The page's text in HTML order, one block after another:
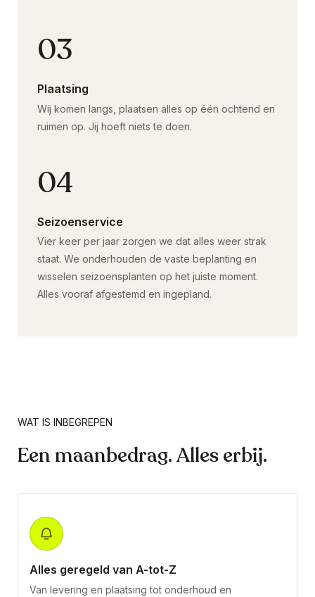
03
Plaatsing
Wij komen langs, plaatsen alles op één ochtend en
ruimen op. Jij hoeft niets te doen.
04
Seizoenservice
Vier keer per jaar zorgen we dat alles weer strak
staat. We onderhouden de vaste beplanting en
wisselen seizoensplanten op het juiste moment.
Alles vooraf afgestemd en ingepland.
WAT IS INBEGREPEN
Een maanbedrag. Alles erbij.
Alles geregeld van A-tot-Z
Van levering en plaatsing tot onderhoud en